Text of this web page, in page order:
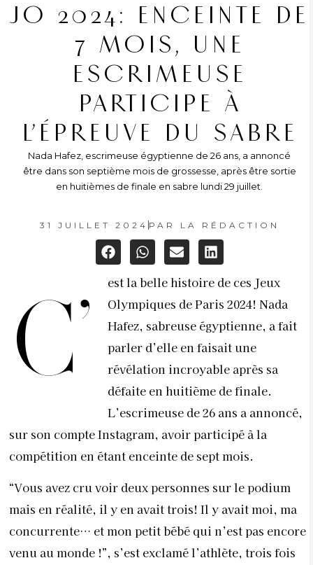
JO 2024: ENCEINTE DE
7 MOIS, UNE
ESCRIMEUSE
PARTICIPE À
L’ÉPREUVE DU SABRE
Nada Hafez, escrimeuse égyptienne de 26 ans, a annoncé
être dans son septième mois de grossesse, après être sortie
en huitièmes de finale en sabre lundi 29 juillet.
31 JUILLET 2024 PAR LA RÉDACTION
C’
est la belle histoire de ces Jeux
Olympiques de Paris 2024! Nada
Hafez, sabreuse égyptienne, a fait
parler d’elle en faisait une
révélation incroyable après sa
défaite en huitième de finale.
L’escrimeuse de 26 ans a annoncé,
sur son compte Instagram, avoir participé à la
compétition en étant enceinte de sept mois.
“Vous avez cru voir deux personnes sur le podium
mais en réalité, il y en avait trois! Il y avait moi, ma
concurrente… et mon petit bébé qui n’est pas encore
venu au monde !”, s’est exclamé l’athlète, trois fois